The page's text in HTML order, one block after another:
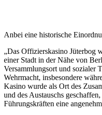
Anbei eine historische
„Das Offizierskasino Jüterbog
einer Stadt in der Nähe von
Versammlungsort und sozialer
Wehrmacht, insbesondere
Kasino wurde als Ort des
und des Austauschs
Führungskräften eine